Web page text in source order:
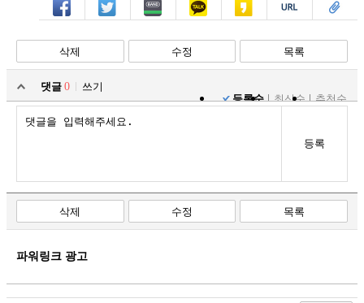
페북 트윗 밴드 카톡 카스 복사 스크랩
삭제 수정 목록
댓글 0
쓰기
등록순
최신순 추천순
등록
삭제 수정 목록
파워링크 광고